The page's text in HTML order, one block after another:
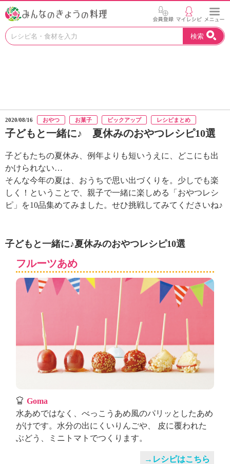
お
つ
け
う
N
H
エ
ケ
ョ
の
き
ょ
理
」
検索
2020/08/16 おやつ お菓子 ピックアップ レシピまとめ
子どもと一緒に♪ 夏休みのおやつレシピ10選
子どもたちの夏休み、例年よりも短いうえに、どこにも出
かけられない…
そんな今年の夏は、おうちで思い出づくりを。少しでも楽
しく！ということで、親子で一緒に楽しめる「おやつレシ
ピ」を10品集めてみました。せひ挑戦してみてくださいね♪
子どもと一緒に♪夏休みのおやつレシピ10選
フルーツあめ
Goma
水あめではなく、べっこうあめ風のパリッとしたあめ
がけです。水分の出にくいりんごや、 皮に覆われた
ぶどう、ミニトマトでつくります。
→レシピはこちら